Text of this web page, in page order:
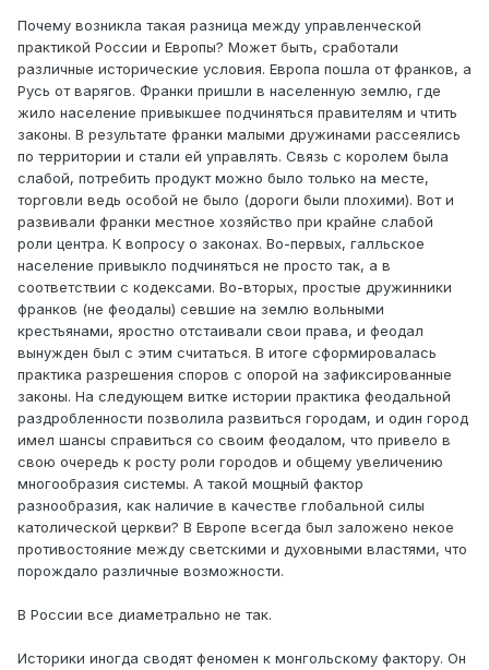
Почему возникла такая разница между управленческой
практикой России и Европы? Может быть, сработали
различные исторические условия. Европа пошла от франков, а
Русь от варягов. Франки пришли в населенную землю, где
жило население привыкшее подчиняться правителям и чтить
законы. В результате франки малыми дружинами рассеялись
по территории и стали ей управлять. Связь с королем была
слабой, потребить продукт можно было только на месте,
торговли ведь особой не было (дороги были плохими). Вот и
развивали франки местное хозяйство при крайне слабой
роли центра. К вопросу о законах. Во-первых, галльское
население привыкло подчиняться не просто так, а в
соответствии с кодексами. Во-вторых, простые дружинники
франков (не феодалы) севшие на землю вольными
крестьянами, яростно отстаивали свои права, и феодал
вынужден был с этим считаться. В итоге сформировалась
практика разрешения споров с опорой на зафиксированные
законы. На следующем витке истории практика феодальной
раздробленности позволила развиться городам, и один город
имел шансы справиться со своим феодалом, что привело в
свою очередь к росту роли городов и общему увеличению
многообразия системы. А такой мощный фактор
разнообразия, как наличие в качестве глобальной силы
католической церкви? В Европе всегда был заложено некое
противостояние между светскими и духовными властями, что
порождало различные возможности.
В России все диаметрально не так.
Историки иногда сводят феномен к монгольскому фактору. Он